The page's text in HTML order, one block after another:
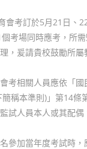
會考訂於5月21日、
考場同時應考，所
，爰請貴校鼓勵所
考相關人員應依「
稱本準則)」第14條
試人員本人或其配
參加當年度考試時，